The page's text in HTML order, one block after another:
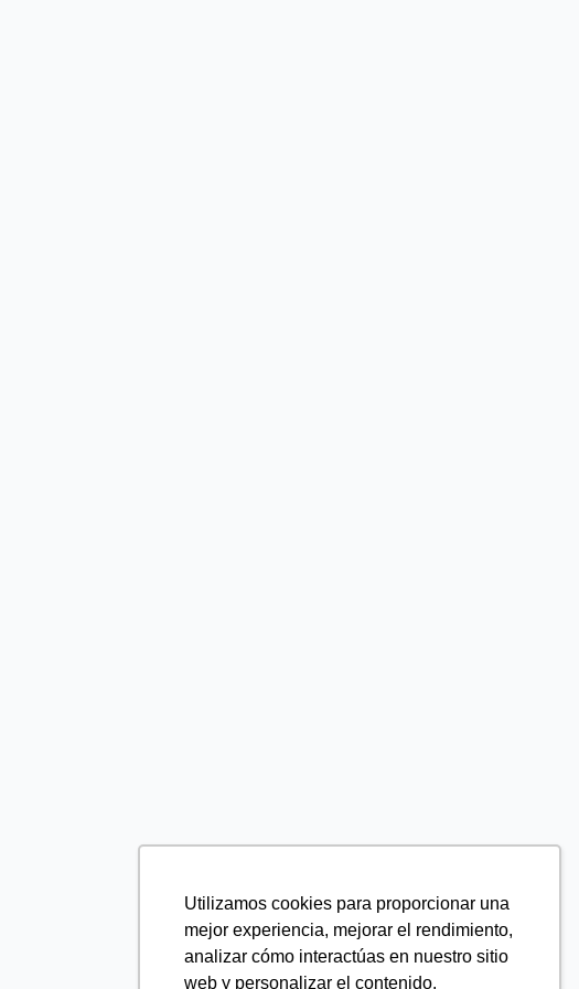
Utilizamos cookies para proporcionar una
mejor experiencia, mejorar el rendimiento,
analizar cómo interactúas en nuestro sitio
web y personalizar el contenido.